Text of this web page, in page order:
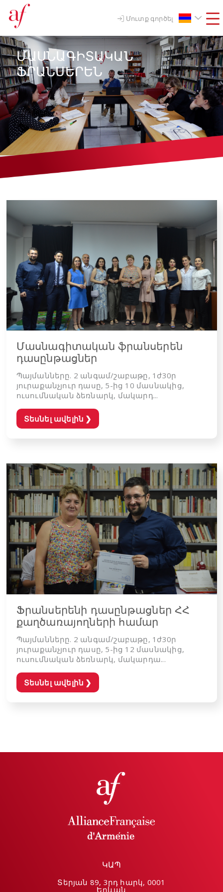
Մուտք գործել
ՄԱՍՆԱԳԻՏԱԿԱՆ
ՖՐԱՆՍԵՐԵՆ
Մասնագիտական ֆրանսերեն
դասընթացներ
Պայմանները. 2 անգամ/շաբաթը, 1ժ30ր
յուրաքանչյուր դասը, 5-ից 10 մասնակից,
ուսումնական ձեռնարկ, մակարդ...
Տեսնել ավելին ❯
Ֆրանսերենի դասընթացներ ՀՀ
քաղծառայողների համար
Պայմանները. 2 անգամ/շաբաթը, 1ժ30ր
յուրաքանչյուր դասը, 5-ից 12 մասնակից,
ուսումնական ձեռնարկ, մակարդա...
Տեսնել ավելին ❯
ԿԱՊ
Տերյան 89, 3րդ հարկ, 0001
Երևան